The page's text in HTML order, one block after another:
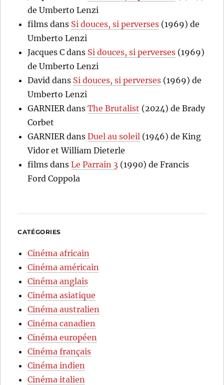
de Umberto Lenzi
films dans Si douces, si perverses (1969) de
Umberto Lenzi
Jacques C dans Si douces, si perverses (1969)
de Umberto Lenzi
David dans Si douces, si perverses (1969) de
Umberto Lenzi
GARNIER dansThe Brutalist (2024) de Brady
Corbet
GARNIER dansDuel au soleil (1946) de King
Vidor et William Dieterle
films dansLe Parrain 3 (1990) de Francis
Ford Coppola
CATÉGORIES
Cinéma africain
Cinéma américain
Cinéma anglais
Cinéma asiatique
Cinéma australien
Cinéma canadien
Cinéma européen
Cinéma français
Cinéma indien
Cinéma italien